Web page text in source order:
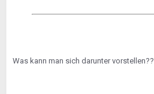
Was kann man sich darunter vorstellen??